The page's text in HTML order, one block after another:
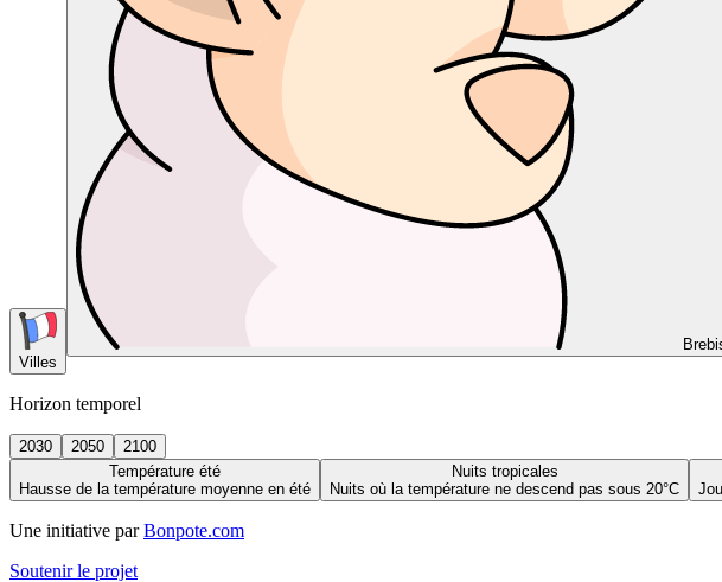
Villes
Horizon temporel
2030 2050
2100
Température été
Hausse de la température moyenne en été
Nuits tropicales
Nuits où la température ne descend pas sous 20°C
Une initiative par Bonpote.com
Soutenir le projet